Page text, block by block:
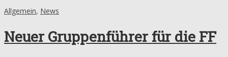
Allgemein, News
Neuer Gruppenführer für die FF